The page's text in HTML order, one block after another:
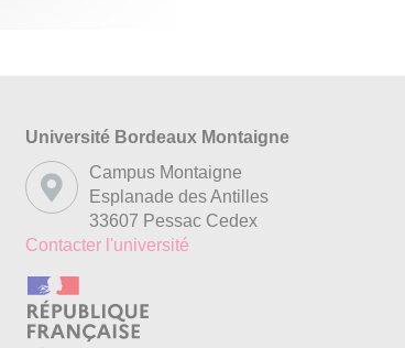
Université Bordeaux Montaigne
Campus Montaigne
Esplanade des Antilles
33607 Pessac Cedex
Contacter l'université